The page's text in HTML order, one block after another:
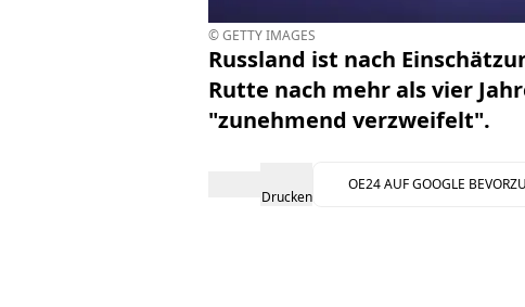
© GETTY IMAGES
Russland ist nach
Rutte nach mehr als vier
"zunehmend verzweifelt".
Drucken
OE24 AUF GOOGLE